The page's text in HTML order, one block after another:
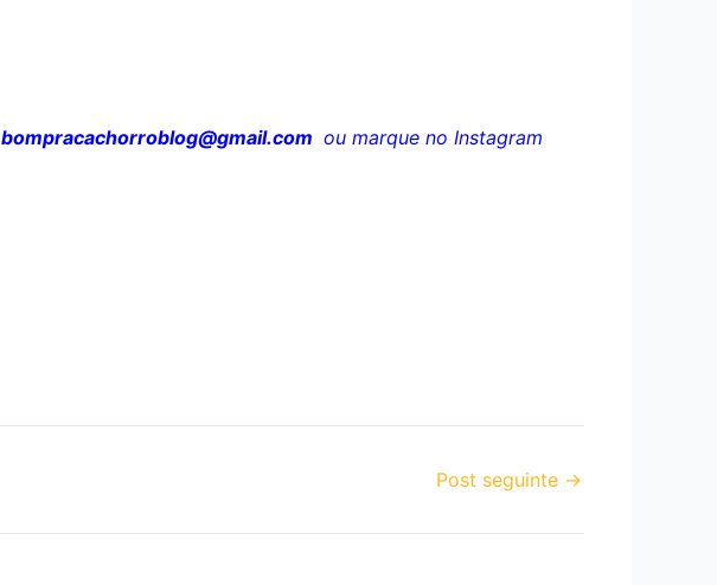
bompracachorroblog@gmail.com ou marque no Instagram
Post seguinte →